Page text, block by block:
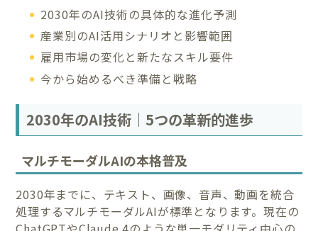
2030年のAI技術の具体的な進化予測
産業別のAI活用シナリオと影響範囲
雇用市場の変化と新たなスキル要件
今から始めるべき準備と戦略
2030年のAI技術｜5つの革新的進歩
マルチモーダルAIの本格普及
2030年までに、テキスト、画像、音声、動画を統合
処理するマルチモーダルAIが標準となります。現在の